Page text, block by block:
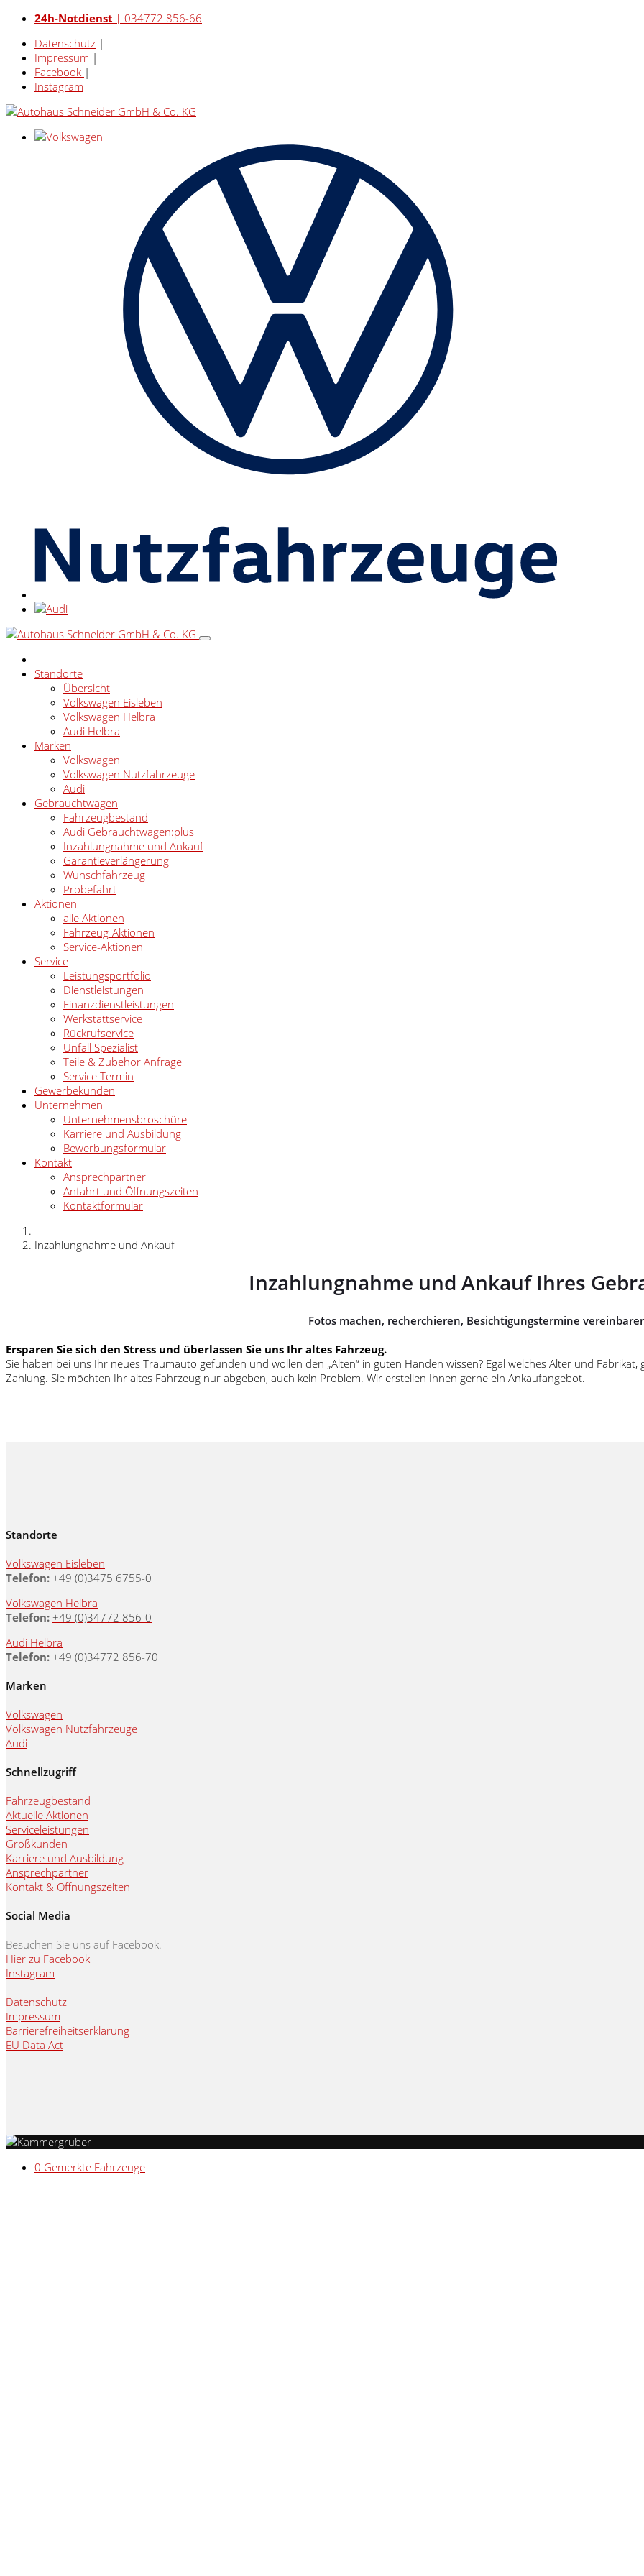
24h-Notdienst | 034772 856-66
Datenschutz |
Impressum |
Facebook |
Instagram
Standorte
Übersicht
Volkswagen Eisleben
Volkswagen Helbra
Audi Helbra
Marken
Volkswagen
Volkswagen Nutzfahrzeuge
Audi
Gebrauchtwagen
Fahrzeugbestand
Audi Gebrauchtwagen:plus
Inzahlungnahme und Ankauf
Garantieverlängerung
Wunschfahrzeug
Probefahrt
Aktionen
alle Aktionen
Fahrzeug-Aktionen
Service-Aktionen
Service
Leistungsportfolio
Dienstleistungen
Finanzdienstleistungen
Werkstattservice
Rückrufservice
Unfall Spezialist
Teile & Zubehör Anfrage
Service Termin
Gewerbekunden
Unternehmen
Unternehmensbroschüre
Karriere und Ausbildung
Bewerbungsformular
Kontakt
Ansprechpartner
Anfahrt und Öffnungszeiten
Kontaktformular
Inzahlungnahme und Ankauf
Inzahlungnahme und Ankauf Ihres
Fotos machen, recherchieren, Besichtigungstermine
Ersparen Sie sich den Stress und überlassen Sie uns Ihr altes Fahrzeug.
Sie haben bei uns Ihr neues Traumauto gefunden und wollen den „Alten“ in guten Händen wissen? Egal welches Alter und
Zahlung. Sie möchten Ihr altes Fahrzeug nur abgeben, auch kein Problem. Wir erstellen Ihnen gerne ein Ankaufangebot.
Standorte
Volkswagen Eisleben
Telefon: +49 (0)3475 6755-0
Volkswagen Helbra
Telefon: +49 (0)34772 856-0
Audi Helbra
Telefon: +49 (0)34772 856-70
Marken
Volkswagen
Volkswagen Nutzfahrzeuge
Audi
Schnellzugriff
Fahrzeugbestand
Aktuelle Aktionen
Serviceleistungen
Großkunden
Karriere und Ausbildung
Ansprechpartner
Kontakt & Öffnungszeiten
Social Media
Besuchen Sie uns auf Facebook.
Hier zu Facebook
Instagram
Datenschutz
Impressum
Barrierefreiheitserklärung
EU Data Act
0 Gemerkte Fahrzeuge